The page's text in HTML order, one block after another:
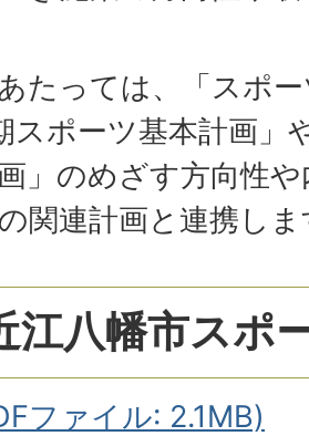
たっては、「スポ
スポーツ基本計画」
」のめざす方向性
関連計画と連携し
江八幡市スポ
ファイル: 2.1MB)